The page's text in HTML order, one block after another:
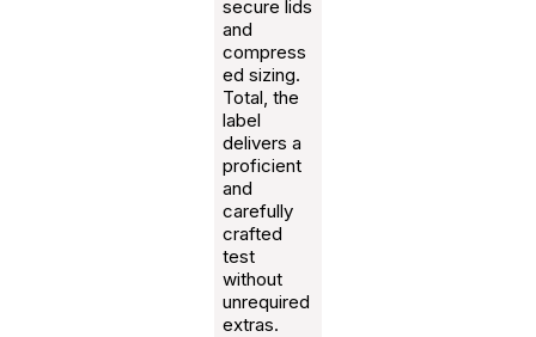
secure lids
and
compress
ed sizing.
Total, the
label
delivers a
proficient
and
carefully
crafted
test
without
unrequired
extras.